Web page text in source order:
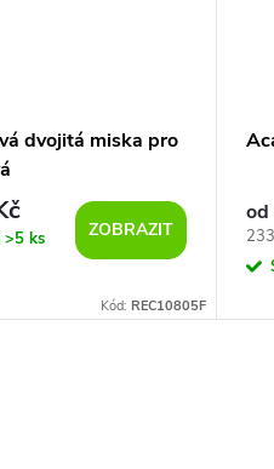
dvojitá miska pro
>5 ks ZOBRAZIT
Kód: REC10805F
od